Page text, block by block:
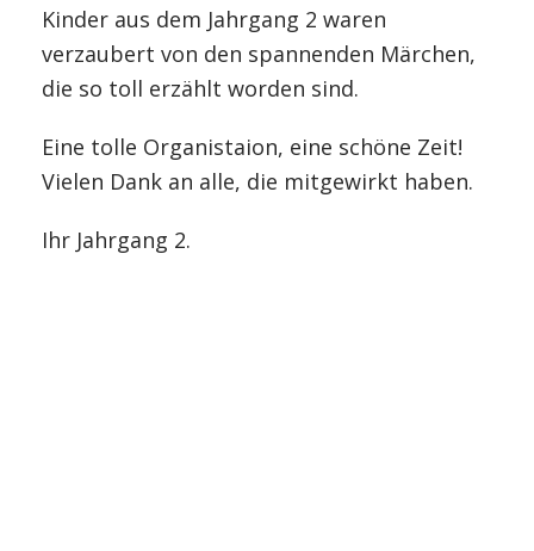
Kinder aus dem Jahrgang 2 waren
verzaubert von den spannenden Märchen,
die so toll erzählt worden sind.
Eine tolle Organistaion, eine schöne Zeit!
Vielen Dank an alle, die mitgewirkt haben.
Ihr Jahrgang 2.